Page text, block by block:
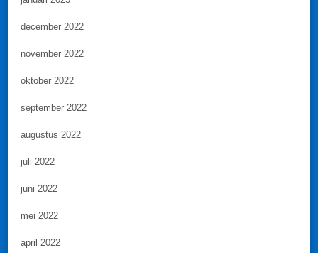
december 2022
november 2022
oktober 2022
september 2022
augustus 2022
juli 2022
juni 2022
mei 2022
april 2022